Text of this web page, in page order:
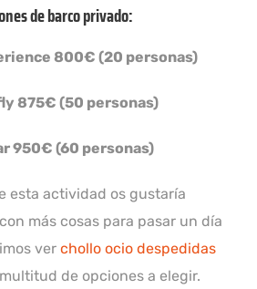
de barco privado:
800€ (20 personas)
875€ (50 personas)
950€ (60 personas)
esta actividad os gustaría
más cosas para pasar un día
ver chollo ocio despedidas
de opciones a elegir.